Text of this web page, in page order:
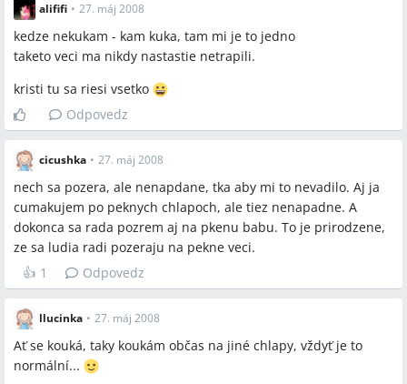
alififi • 27. máj 2008
kedze nekukam - kam kuka, tam mi je to jedno
taketo veci ma nikdy nastastie netrapili.
kristi tu sa riesi vsetko
Odpovedz
cicushka • 27. máj 2008
nech sa pozera, ale nenapdane, tka aby mi to nevadilo. Aj ja
cumakujem po peknych chlapoch, ale tiez nenapadne. A
dokonca sa rada pozrem aj na pkenu babu. To je prirodzene,
ze sa ludia radi pozeraju na pekne veci.
👍 1 Odpovedz
llucinka • 27. máj 2008
Ať se kouká, taky koukám občas na jiné chlapy, vždyť je to
normální...